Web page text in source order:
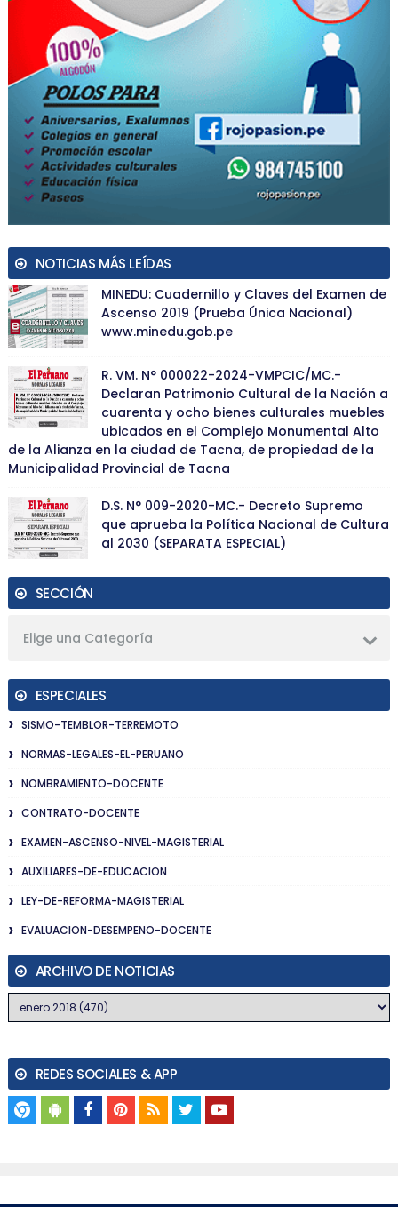
NOTICIAS MÁS LEÍDAS
MINEDU: Cuadernillo y Claves del Examen de
Ascenso 2019 (Prueba Única Nacional)
www.minedu.gob.pe
R. VM. N° 000022-2024-VMPCIC/MC.-
Declaran Patrimonio Cultural de la Nación a
cuarenta y ocho bienes culturales muebles
ubicados en el Complejo Monumental Alto
de la Alianza en la ciudad de Tacna, de propiedad de la
Municipalidad Provincial de Tacna
D.S. N° 009-2020-MC.- Decreto Supremo
que aprueba la Política Nacional de Cultura
al 2030 (SEPARATA ESPECIAL)
SECCIÓN
Elige una Categoría
ESPECIALES
SISMO-TEMBLOR-TERREMOTO
NORMAS-LEGALES-EL-PERUANO
NOMBRAMIENTO-DOCENTE
CONTRATO-DOCENTE
EXAMEN-ASCENSO-NIVEL-MAGISTERIAL
AUXILIARES-DE-EDUCACION
LEY-DE-REFORMA-MAGISTERIAL
EVALUACION-DESEMPENO-DOCENTE
ARCHIVO DE NOTICIAS
REDES SOCIALES & APP